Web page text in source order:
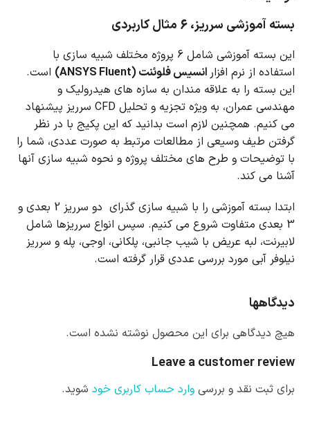
بسته آموزشی سرریز، 6 مثال کاربردی
این بسته آموزشی شامل 6 پروژه مختلف شبیه سازی با
استفاده از نرم افزار انسیس فلوئنت (ANSYS Fluent)
است.
این بسته را به علاقه مندان به سازه های هیدرولیک و
مهندسی عمران، به ویژه تجزیه و تحلیل CFD سرریز پیشنهاد
می کنیم. همچنین لازم است بدانید که این پکیج با در نظر
گرفتن طیف وسیعی از مطالعات مرتبط به صورت عددی، شما را
با توضیحات و طرح های مختلف پروژه و نحوه شبیه سازی آنها
آشنا می کند.
ابتدا بسته آموزشی را با شبیه سازی گذرای دو سرریز 2 بعدی و
3 بعدی متفاوت شروع می کنیم.
سپس انواع سرریزها شامل
لابیرنت، لبه عریض با شیب جانبی، پلکانی، اوجی، پله و سرریز
نیلوفر آبی مورد بررسی عددی قرار گرفته است.
دیدگاهها
هیچ دیدگاهی برای این محصول نوشته نشده است.
Leave a customer review
برای ثبت نقد و بررسیوارد حساب کاربری خود شوید.